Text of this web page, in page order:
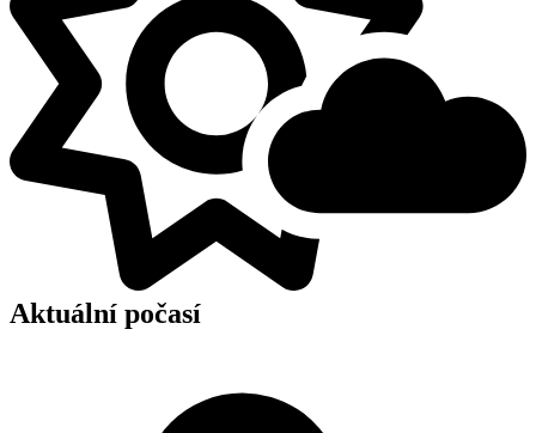
Aktuální počasí